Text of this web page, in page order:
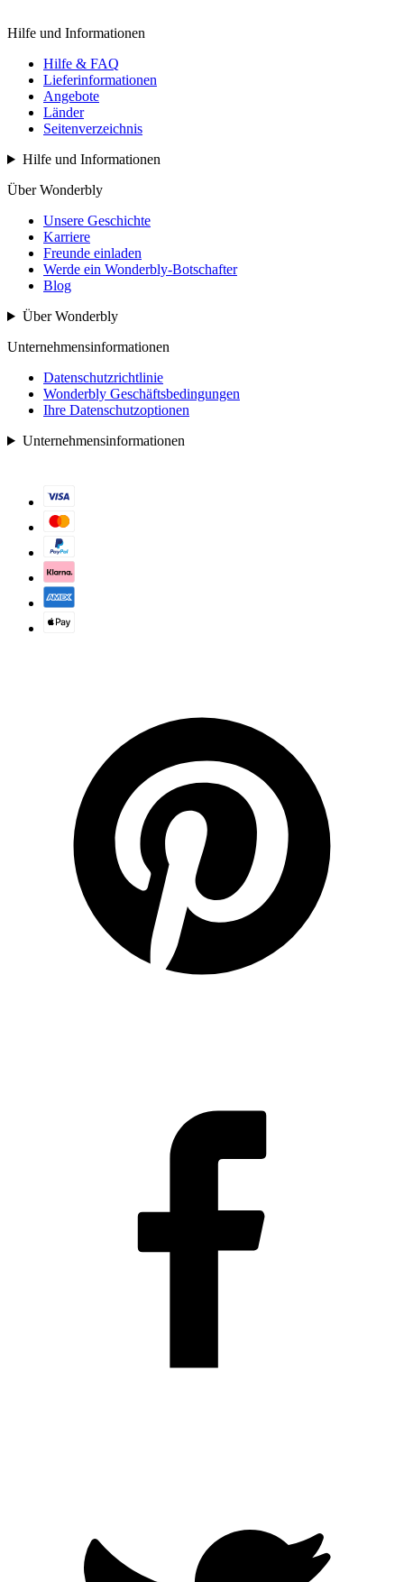
Hilfe und Informationen
Hilfe & FAQ
Lieferinformationen
Angebote
Länder
Seitenverzeichnis
Hilfe und Informationen
Über Wonderbly
Unsere Geschichte
Karriere
Freunde einladen
Werde ein Wonderbly-Botschafter
Blog
Über Wonderbly
Unternehmensinformationen
Datenschutzrichtlinie
Wonderbly Geschäftsbedingungen
Ihre Datenschutzoptionen
Unternehmensinformationen